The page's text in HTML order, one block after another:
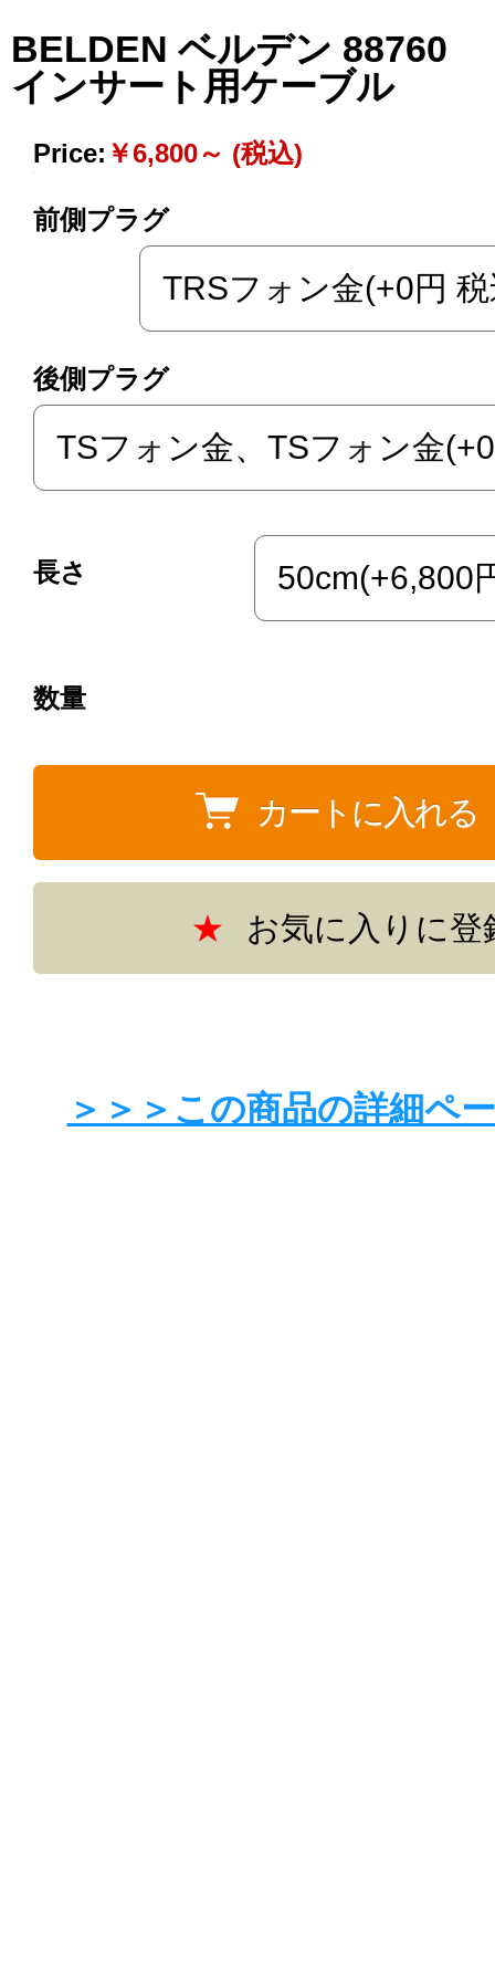
BELDEN ベルデン 88760
インサート用ケーブル
Price: ￥6,800～ (税込)
前側プラグ
後側プラグ
長さ
数量
お気に入りに登
＞＞＞この商品の詳細ペ